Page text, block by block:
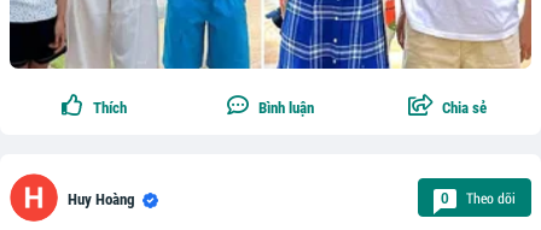
Thích Bình luận Chia sẻ
Huy Hoàng 0 Theo dõi